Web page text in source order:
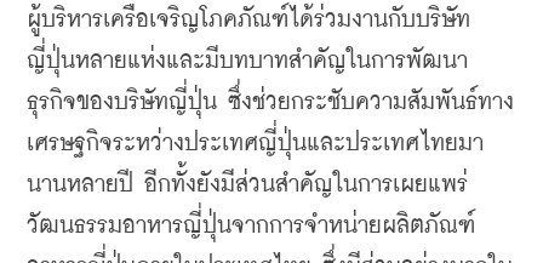
ผู้บริหารเครือเจริญโภคภัณฑ์ได้ร่วมงานกับบริษัท
ญี่ปุ่นหลายแห่งและมีบทบาทสำคัญในการพัฒนา
ธุรกิจของบริษัทญี่ปุ่น ซึ่งช่วยกระชับความสัมพันธ์ทาง
เศรษฐกิจระหว่างประเทศญี่ปุ่นและประเทศไทยมา
นานหลายปี อีกทั้งยังมีส่วนสำคัญในการเผยแพร่
วัฒนธรรมอาหารญี่ปุ่นจากการจำหน่ายผลิตภัณฑ์